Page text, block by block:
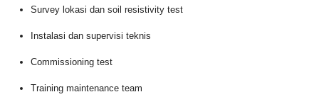
Survey lokasi dan soil resistivity test
Instalasi dan supervisi teknis
Commissioning test
Training maintenance team